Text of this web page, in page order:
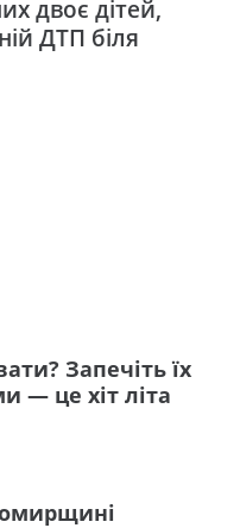
двоє дітей,
ДТП біля
Запечіть їх
— це хіт літа